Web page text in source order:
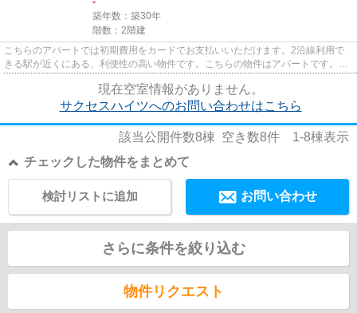
築年数：築30年
階数：2階建
こちらのアパートでは初期費用をカードでお支払いいただけます。2沿線利用で
きる駅が近くにある、利便性の高い物件です。こちらの物件はアパートです。こ
現在空室情報がありません。
サクセスハイツへのお問い合わせはこちら
該当公開件数8棟 空き数8件 1-8棟表示
チェックした物件をまとめて
お問い合わせ
検討リストに追加
さらに条件を絞り込む
物件リクエスト